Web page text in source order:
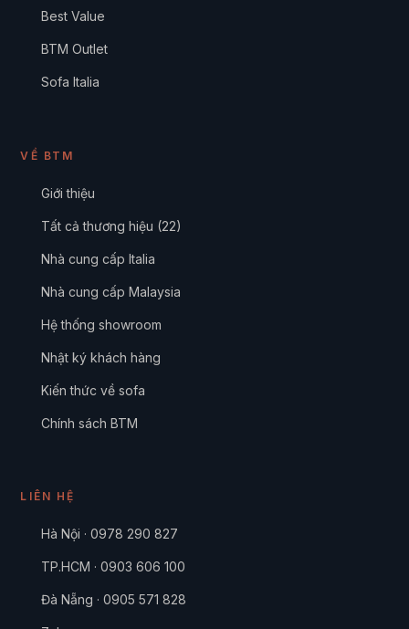
Best Value
BTM Outlet
Sofa Italia
VỀ BTM
Giới thiệu
Tất cả thương hiệu (22)
Nhà cung cấp Italia
Nhà cung cấp Malaysia
Hệ thống showroom
Nhật ký khách hàng
Kiến thức về sofa
Chính sách BTM
LIÊN HỆ
Hà Nội · 0978 290 827
TP.HCM · 0903 606 100
Đà Nẵng · 0905 571 828